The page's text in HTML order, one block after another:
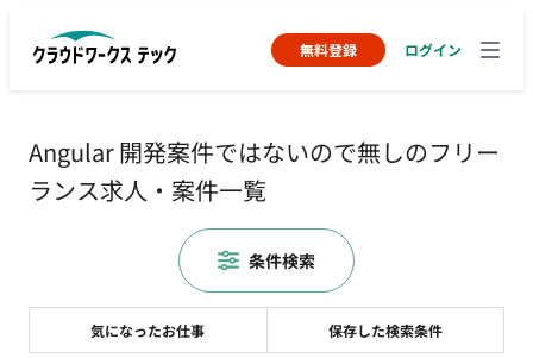
無料登録 ログイン
Angular 開発案件ではないので無しのフリー
ランス求人・案件一覧
気になったお仕事 保存した検索条件
条件検索